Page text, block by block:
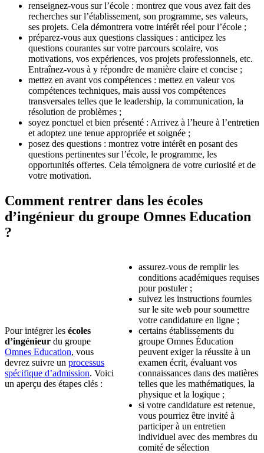
renseignez-vous sur l’école : montrez que vous avez fait des
recherches sur l’établissement, son programme, ses valeurs,
ses projets. Cela démontrera votre intérêt réel pour l’école ;
préparez-vous aux questions classiques : anticipez les
questions courantes sur votre parcours scolaire, vos
motivations, vos expériences, vos projets professionnels, etc.
Entraînez-vous à y répondre de manière claire et concise ;
mettez en avant vos compétences : mettez en valeur vos
compétences techniques, mais aussi vos compétences
transversales telles que le leadership, la communication, la
résolution de problèmes ;
soyez ponctuel et bien présenté : Arrivez à l’heure à l’entretien
et adoptez une tenue appropriée et soignée ;
posez des questions : montrez votre intérêt en posant des
questions pertinentes sur l’école, le programme, les
opportunités offertes. Cela témoignera de votre curiosité et de
votre motivation.
Comment rentrer dans les écoles
d’ingénieur du groupe Omnes Education
?
Pour intégrer les écoles
d’ingénieur du groupe
Omnes Education, vous
devrez suivre un processus
spécifique d’admission. Voici
un aperçu des étapes clés :
assurez-vous de remplir les
conditions académiques requises
pour postuler ;
suivez les instructions fournies
sur le site web pour soumettre
votre candidature en ligne ;
certains établissements du
groupe Omnes Éducation
peuvent exiger la réussite à un
examen écrit, évaluant vos
connaissances dans des matières
telles que les mathématiques, la
physique et la logique ;
si votre candidature est retenue,
vous pourriez être invité à
participer à un entretien
individuel avec des membres du
comité de sélection